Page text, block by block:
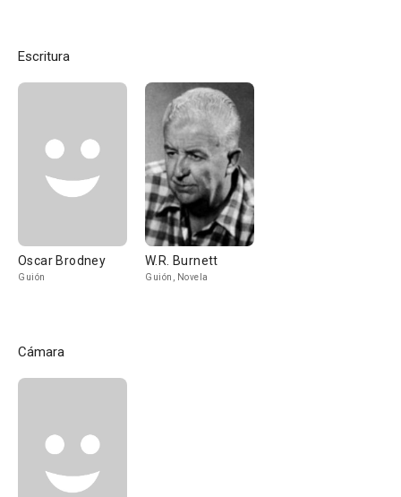
Escritura
Oscar Brodney
Guión
W.R. Burnett
Guión, Novela
Cámara